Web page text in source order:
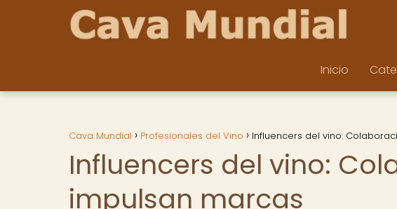
Inicio
Cava Mundial Profesionales del Vino Influencers del vino:
Influencers del vino:
impulsan marcas